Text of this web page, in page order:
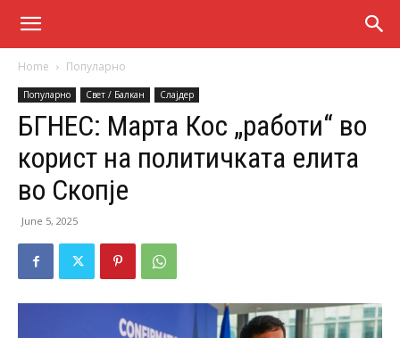
Home Популарно
Популарно Свет / Балкан Слајдер
БГНЕС: Марта Кос „работи“ во
корист на политичката елита
во Скопје
June 5, 2025